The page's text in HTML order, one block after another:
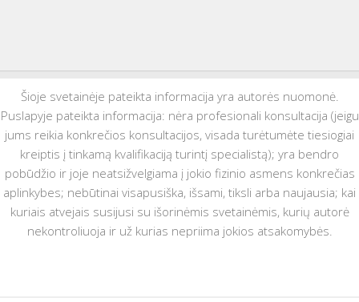
Šioje svetainėje pateikta informacija yra autorės nuomonė.
Puslapyje pateikta informacija: nėra profesionali konsultacija (jeigu
jums reikia konkrečios konsultacijos, visada turėtumėte tiesiogiai
kreiptis į tinkamą kvalifikaciją turintį specialistą); yra bendro
pobūdžio ir joje neatsižvelgiama į jokio fizinio asmens konkrečias
aplinkybes; nebūtinai visapusiška, išsami, tiksli arba naujausia; kai
kuriais atvejais susijusi su išorinėmis svetainėmis, kurių autorė
nekontroliuoja ir už kurias nepriima jokios atsakomybės.